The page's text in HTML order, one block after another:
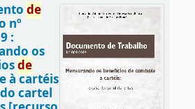
de
nº
:
os
de
à cartéis
cartel